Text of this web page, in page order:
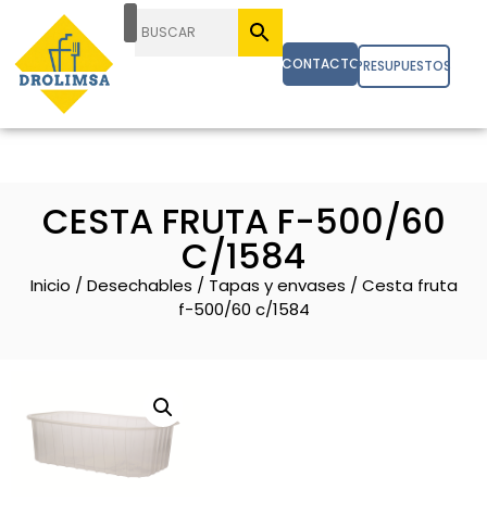
CONTACTOPRESUPUESTOS
CESTA FRUTA F-500/60
C/1584
Inicio / Desechables / Tapas y envases / Cesta fruta
f-500/60 c/1584